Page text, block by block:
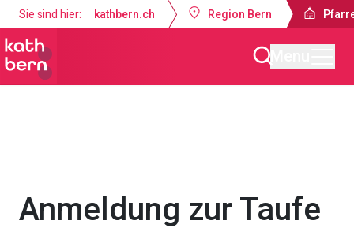
Sie sind hier: kathbern.ch Region Bern
Anmeldung zur Taufe